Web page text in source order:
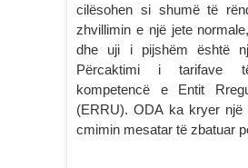
cilësohen si shumë të
zhvillimin e një jete
dhe uji i pijshëm është
Përcaktimi i tarifave
kompetencë e Entit
(ERRU). ODA ka kryer një
cmimin mesatar të zbatuar